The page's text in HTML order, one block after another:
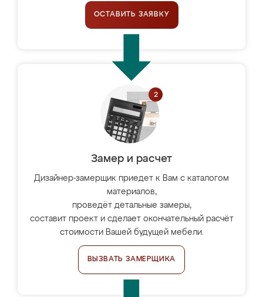
ОСТАВИТЬ ЗАЯВКУ
Замер и расчет
Дизайнер-замерщик приедет к Вам с каталогом
материалов,
проведёт детальные замеры,
составит проект и сделает окончательный расчёт
стоимости Вашей будущей мебели.
ВЫЗВАТЬ ЗАМЕРЩИКА